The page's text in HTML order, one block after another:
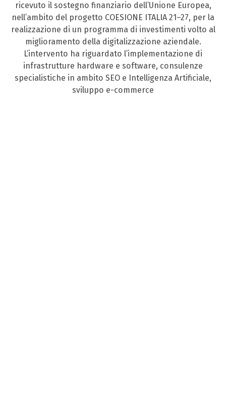
ricevuto il sostegno finanziario dell’Unione Europea,
nell’ambito del progetto COESIONE ITALIA 21–27, per la
realizzazione di un programma di investimenti volto al
miglioramento della digitalizzazione aziendale.
L’intervento ha riguardato l’implementazione di
infrastrutture hardware e software, consulenze
specialistiche in ambito SEO e Intelligenza Artificiale,
sviluppo e-commerce